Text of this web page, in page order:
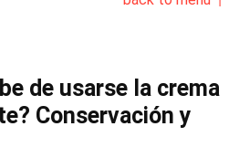
de usarse la crema
Conservación y